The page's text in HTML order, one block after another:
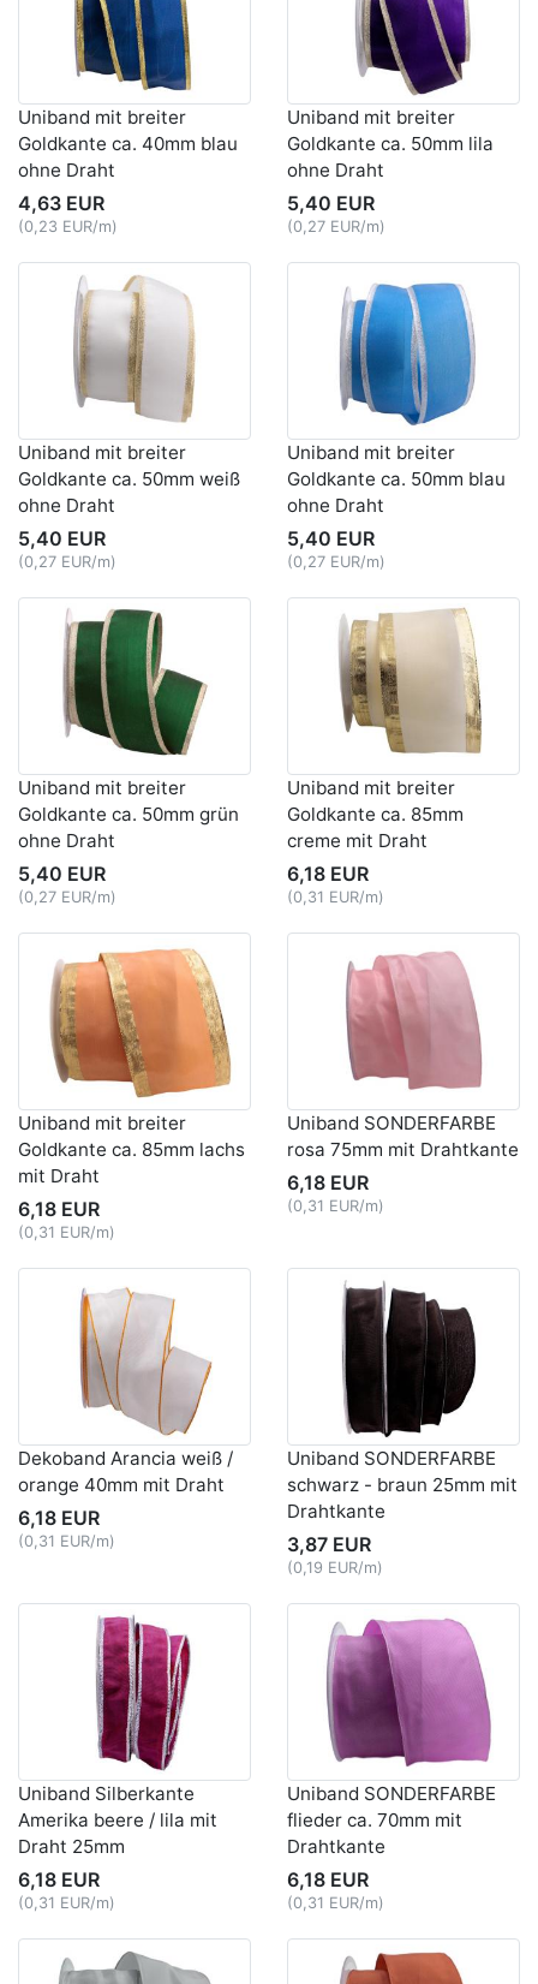
Uniband mit breiter
Goldkante ca. 40mm blau
ohne Draht
4,63 EUR
(0,23 EUR/m)
Uniband mit breiter
Goldkante ca. 50mm lila
ohne Draht
5,40 EUR
(0,27 EUR/m)
Uniband mit breiter
Goldkante ca. 50mm weiß
ohne Draht
5,40 EUR
(0,27 EUR/m)
Uniband mit breiter
Goldkante ca. 50mm blau
ohne Draht
5,40 EUR
(0,27 EUR/m)
Uniband mit breiter
Goldkante ca. 50mm grün
ohne Draht
5,40 EUR
(0,27 EUR/m)
Uniband mit breiter
Goldkante ca. 85mm
creme mit Draht
6,18 EUR
(0,31 EUR/m)
Uniband mit breiter
Goldkante ca. 85mm lachs
mit Draht
6,18 EUR
(0,31 EUR/m)
Uniband SONDERFARBE
rosa 75mm mit Drahtkante
6,18 EUR
(0,31 EUR/m)
Dekoband Arancia weiß /
orange 40mm mit Draht
6,18 EUR
(0,31 EUR/m)
Uniband SONDERFARBE
schwarz - braun 25mm mit
Drahtkante
3,87 EUR
(0,19 EUR/m)
Uniband Silberkante
Amerika beere / lila mit
Draht 25mm
6,18 EUR
(0,31 EUR/m)
Uniband SONDERFARBE
flieder ca. 70mm mit
Drahtkante
6,18 EUR
(0,31 EUR/m)